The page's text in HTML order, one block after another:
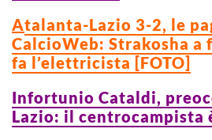
Atalanta-Lazio 3-2, le
CalcioWeb: Strakosha a
fa l’elettricista [FOTO]
Infortunio Cataldi,
Lazio: il centrocampista